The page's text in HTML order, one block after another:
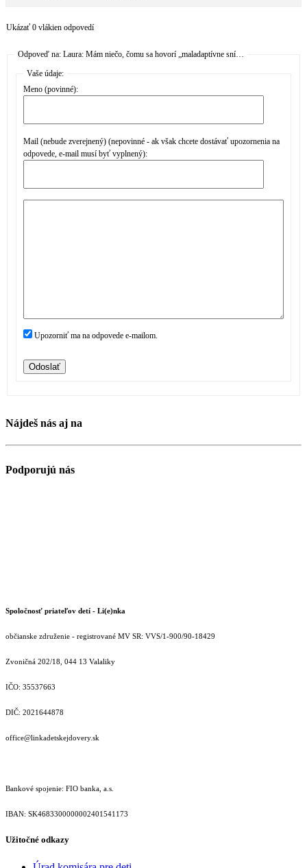
Ukázať 0 vlákien odpovedí
Odpoveď na: Laura: Mám niečo, čomu sa hovorí „maladaptívne sní…
Vaše údaje:
Meno (povinné):
Mail (nebude zverejnený) (nepovinné - ak však chcete dostávať upozornenia na
odpovede, e-mail musí byť vyplnený):
Upozorniť ma na odpovede e-mailom.
Odoslať
Nájdeš nás aj na
Podporujú nás
Spoločnosť priateľov detí - Li(e)nka
občianske združenie - registrované MV SR: VVS/1-900/90-18429
Zvoničná 202/18, 044 13 Valaliky
IČO: 35537663
DIČ: 2021644878
office@linkadetskejdovery.sk
Bankové spojenie: FIO banka, a.s.
IBAN: SK46833000000­02401541173
Užitočné odkazy